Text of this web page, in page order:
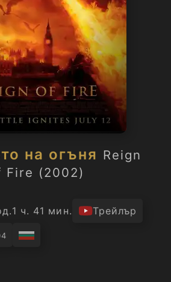
на огъня Reign
Fire (2002)
1 ч. 41 мин. Трейлър